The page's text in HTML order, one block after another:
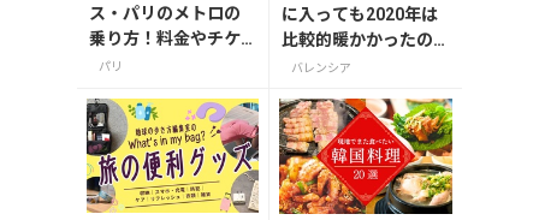
ス・パリのメトロの
乗り方！料金やチケ
ットの種類、注意点
パリ
に入っても2020年は
比較的暖かかったので
すが、さすがに寒くな
バレンシア